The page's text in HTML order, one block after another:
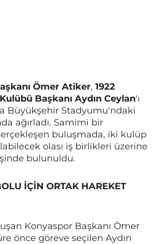
Ömer Atiker, 1922
Başkanı Aydın Ceylan'ı
Büyükşehir Stadyumu'ndaki
ağırladı. Samimi bir
buluşmada, iki kulüp
olası iş birlikleri üzerine
bulunuldu.
İÇİN ORTAK HAREKET
Konyaspor Başkanı Ömer
önce göreve seçilen Aydın